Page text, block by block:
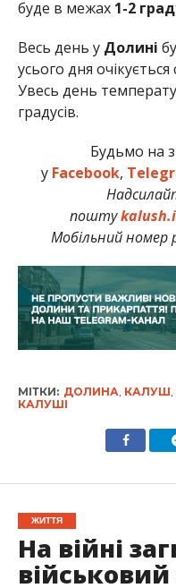
буде в межах 1-2
Весь день у Долині
усього дня
Увесь день
градусів.
Будьмо на
у Facebook,
пошту
Мобільний номер
МІТКИ: ДОЛИНА КАЛУШ
КАЛУШІ
ЖИТТЯ
На війні